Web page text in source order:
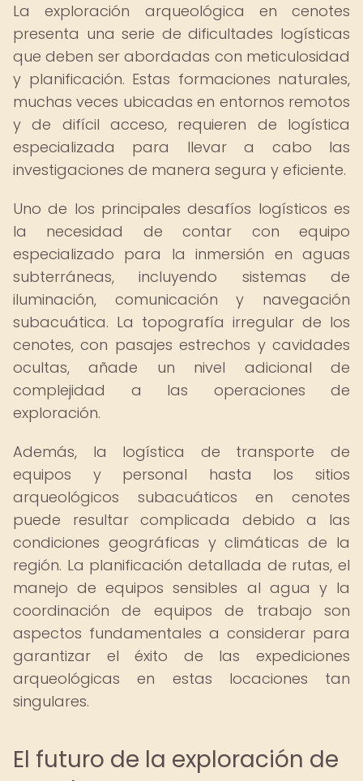
La exploración arqueológica en cenotes
presenta una serie de dificultades logísticas
que deben ser abordadas con meticulosidad
y planificación. Estas formaciones naturales,
muchas veces ubicadas en entornos remotos
y de difícil acceso, requieren de logística
especializada para llevar a cabo las
investigaciones de manera segura y eficiente.
Uno de los principales desafíos logísticos es
la necesidad de contar con equipo
especializado para la inmersión en aguas
subterráneas, incluyendo sistemas de
iluminación, comunicación y navegación
subacuática. La topografía irregular de los
cenotes, con pasajes estrechos y cavidades
ocultas, añade un nivel adicional de
complejidad a las operaciones de
exploración.
Además, la logística de transporte de
equipos y personal hasta los sitios
arqueológicos subacuáticos en cenotes
puede resultar complicada debido a las
condiciones geográficas y climáticas de la
región. La planificación detallada de rutas, el
manejo de equipos sensibles al agua y la
coordinación de equipos de trabajo son
aspectos fundamentales a considerar para
garantizar el éxito de las expediciones
arqueológicas en estas locaciones tan
singulares.
El futuro de la exploración de